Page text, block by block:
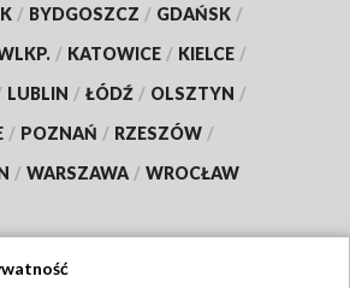
/ BYDGOSZCZ / GDAŃSK /
/ KATOWICE / KIELCE /
LUBLIN / ŁÓDŹ / OLSZTYN /
/ POZNAŃ / RZESZÓW /
/ WARSZAWA / WROCŁAW